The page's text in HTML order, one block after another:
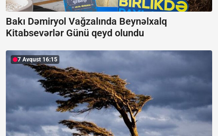
Bakı Dəmiryol Vağzalında Beynəlxalq
Kitabsevərlər Günü qeyd olundu
7 Avqust 16:15